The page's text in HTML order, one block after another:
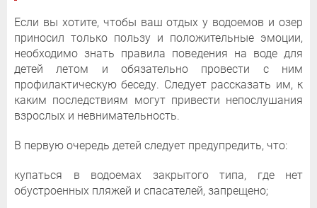
Если вы хотите, чтобы ваш отдых у водоемов и озер
приносил только пользу и положительные эмоции,
необходимо знать правила поведения на воде для
детей летом и обязательно провести с ним
профилактическую беседу. Следует рассказать им, к
каким последствиям могут привести непослушания
взрослых и невнимательность.
В первую очередь детей следует предупредить, что:
купаться в водоемах закрытого типа, где нет
обустроенных пляжей и спасателей, запрещено;